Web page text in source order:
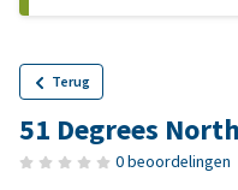
Terug
51 Degrees
0 beoordelingen